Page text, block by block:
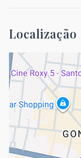
Localização